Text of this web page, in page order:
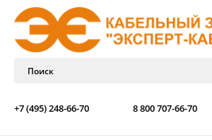
+7 (495) 248-66-70 8 800 707-66-70